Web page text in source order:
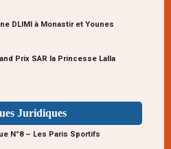
DLIMI à Monastir et Younes
Prix SAR la Princesse Lalla
Juridiques
N°8 – Les Paris Sportifs